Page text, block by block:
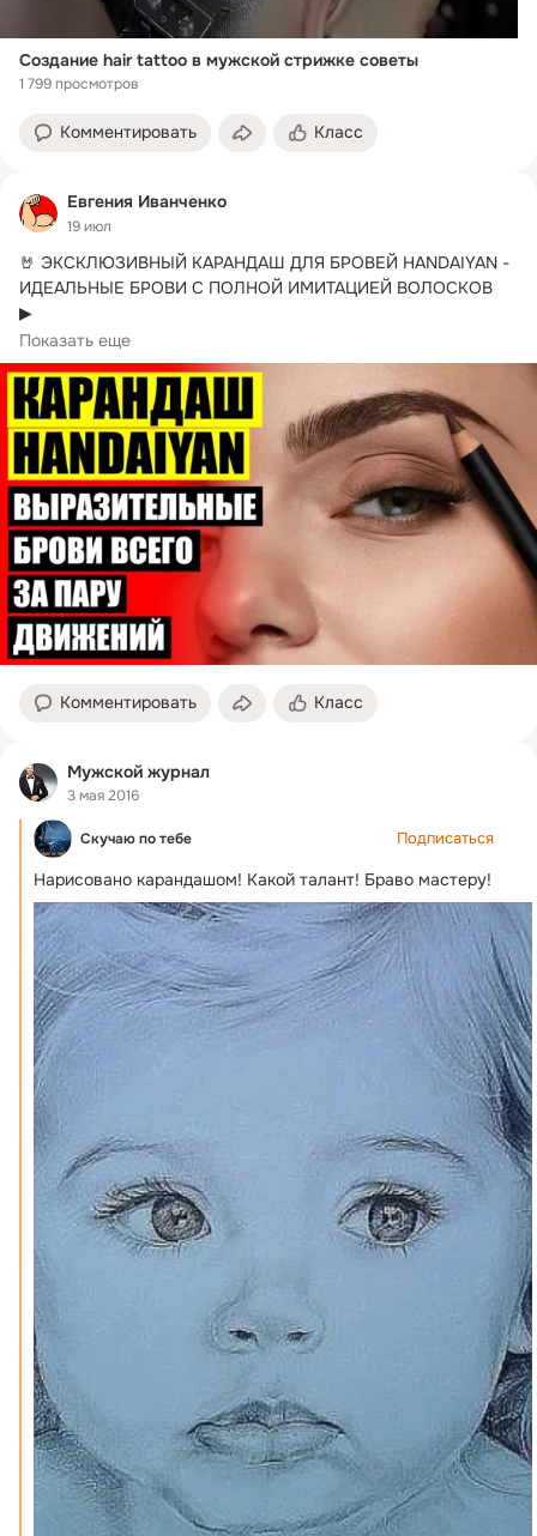
Создание hair tattoo в мужской стрижке советы
1 799 просмотров
Комментировать Класс
Евгения Иванченко
19 июл
🤘 ЭКСКЛЮЗИВНЫЙ КАРАНДАШ ДЛЯ БРОВЕЙ HANDAIYAN -
ИДЕАЛЬНЫЕ БРОВИ С ПОЛНОЙ ИМИТАЦИЕЙ ВОЛОСКОВ
▶
Водостойкие...
Показать еще
Комментировать Класс
Мужской журнал
3 мая 2016
Скучаю по тебе Подписаться
Нарисовано карандашом! Какой талант! Браво мастеру!